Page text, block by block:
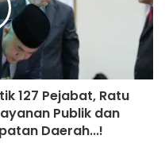
127 Pejabat, Ratu
Publik dan
Daerah...!